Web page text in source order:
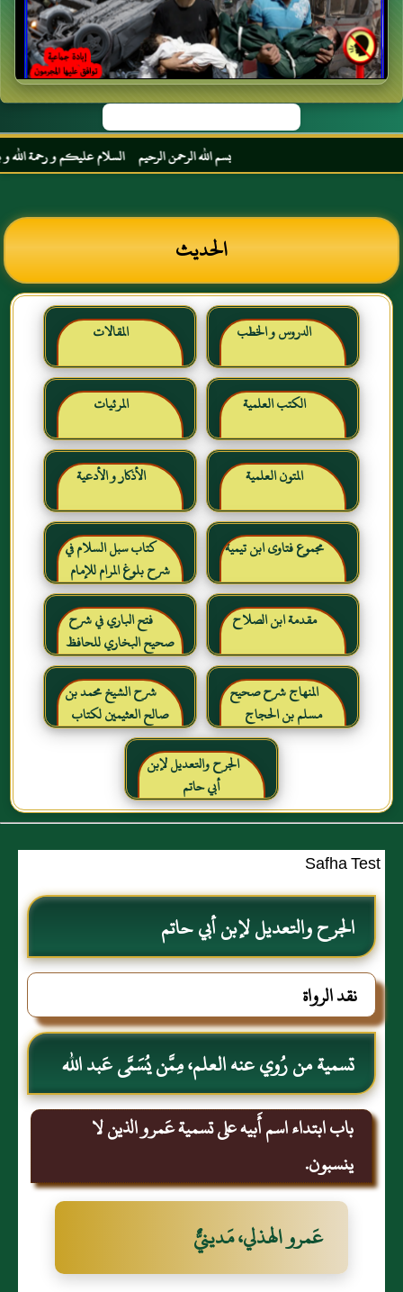
بسم الله الرحمن الرحيم السلام عليكم و رحمة الله و
الحديث
الدروس و الخطب المقالات
الكتب العلمية المرئيات
المتون العلمية الأذكار و الأدعية
مجموع فتاوى ابن تيمية
كتاب سبل السلام في
شرح بلوغ المرام للإمام
الصنعاني رحمه الله
مقدمة ابن الصلاح
فتح الباري في شرح
صحيح البخاري للحافظ
ابن حجر العسقلاني
المنهاج شرح صحيح
مسلم بن الحجاج
شرح الشيخ محمد بن
صالح العثيمين لكتاب
رياض الصالحين للإمام
النووي رحمهم الله تعالىالجرح والتعديل لإبن
أبي حاتم
Safha Test
الجرح والتعديل لإبن أبي حاتم
نقد الرواة
تسمية من رُوي عنه العلم، مِمَّن يُسَمَّى عَبد الله
باب ابتداء اسم أَبيه على تسمية عَمرو الذين لا
ينسبون.
عَمرو الهذلي، مَدينيٌّ